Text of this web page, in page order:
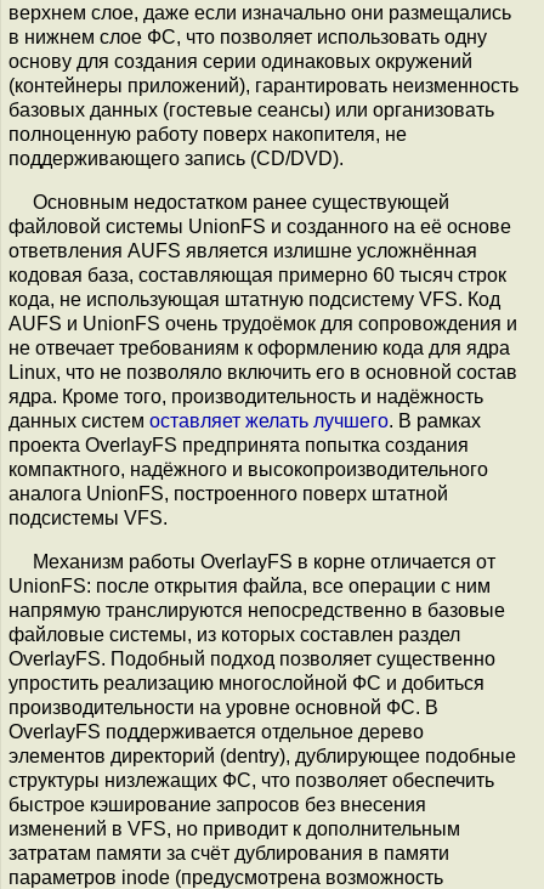
верхнем слое, даже если изначально они размещались
в нижнем слое ФС, что позволяет использовать одну
основу для создания серии одинаковых окружений
(контейнеры приложений), гарантировать неизменность
базовых данных (гостевые сеансы) или организовать
полноценную работу поверх накопителя, не
поддерживающего запись (CD/DVD).
Основным недостатком ранее существующей
файловой системы UnionFS и созданного на её основе
ответвления AUFS является излишне усложнённая
кодовая база, составляющая примерно 60 тысяч строк
кода, не использующая штатную подсистему VFS. Код
AUFS и UnionFS очень трудоёмок для сопровождения и
не отвечает требованиям к оформлению кода для ядра
Linux, что не позволяло включить его в основной состав
ядра. Кроме того, производительность и надёжность
данных систем оставляет желать лучшего. В рамках
проекта OverlayFS предпринята попытка создания
компактного, надёжного и высокопроизводительного
аналога UnionFS, построенного поверх штатной
подсистемы VFS.
Механизм работы OverlayFS в корне отличается от
UnionFS: после открытия файла, все операции с ним
напрямую транслируются непосредственно в базовые
файловые системы, из которых составлен раздел
OverlayFS. Подобный подход позволяет существенно
упростить реализацию многослойной ФС и добиться
производительности на уровне основной ФС. В
OverlayFS поддерживается отдельное дерево
элементов директорий (dentry), дублирующее подобные
структуры низлежащих ФС, что позволяет обеспечить
быстрое кэширование запросов без внесения
изменений в VFS, но приводит к дополнительным
затратам памяти за счёт дублирования в памяти
параметров inode (предусмотрена возможность